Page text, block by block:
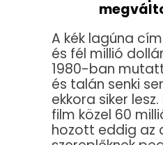
A kék lagúna
és fél millió
1980-ban
és talán senki
ekkora siker
film közel 60
hozott eddig az